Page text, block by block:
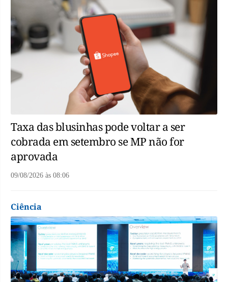
Taxa das blusinhas pode voltar a ser
cobrada em setembro se MP não for
aprovada
09/08/2026 às 08:06
Ciência